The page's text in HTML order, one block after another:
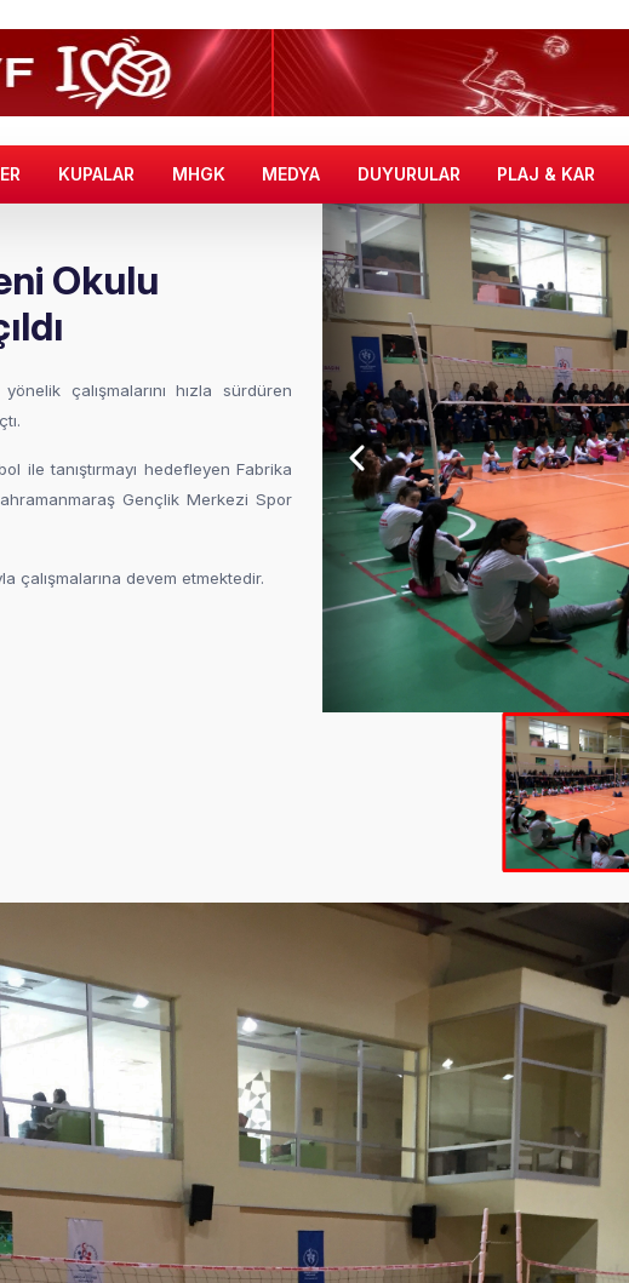
KUPALAR MHGK MEDYA DUYURULAR PLAJ & KAR
Okulu
çalışmalarını hızla sürdüren
ile tanıştırmayı hedefleyen Fabrika
Gençlik Merkezi Spor
çalışmalarına devem etmektedir.